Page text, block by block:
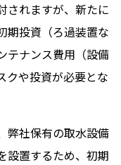
されますが、新たに
期投資（ろ過装置な
テナンス費用（設備
クや投資が必要とな
弊社保有の取水設備
設置するため、初期